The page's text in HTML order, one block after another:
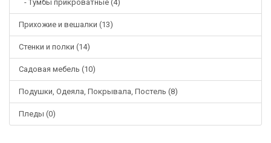
- Тумбы прикроватные (4)
Прихожие и вешалки (13)
Стенки и полки (14)
Садовая мебель (10)
Подушки, Одеяла, Покрывала, Постель (8)
Пледы (0)